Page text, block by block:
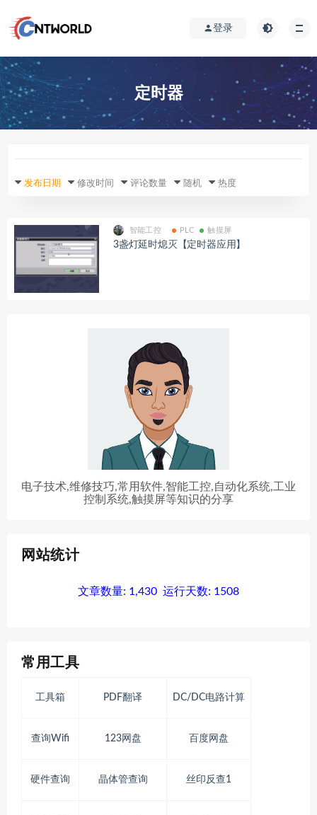
登录
定时器
发布日期 修改时间 评论数量 随机 热度
智能工控 PLC 触摸屏
3盏灯延时熄灭【定时器应用】
电子技术,维修技巧,常用软件,智能工控,自动化系统,工业
控制系统,触摸屏等知识的分享
网站统计
文章数量: 1,430 运行天数: 1508
常用工具
工具箱 PDF翻译 DC/DC电路计算
查询Wifi 123网盘 百度网盘
硬件查询 晶体管查询 丝印反查1